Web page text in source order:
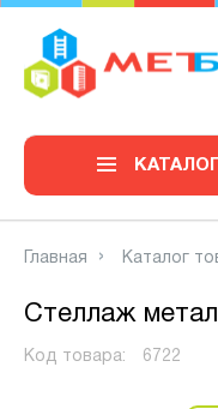
0
КАТАЛОГ
Главная Каталог
Стеллаж
Код товара: 6722